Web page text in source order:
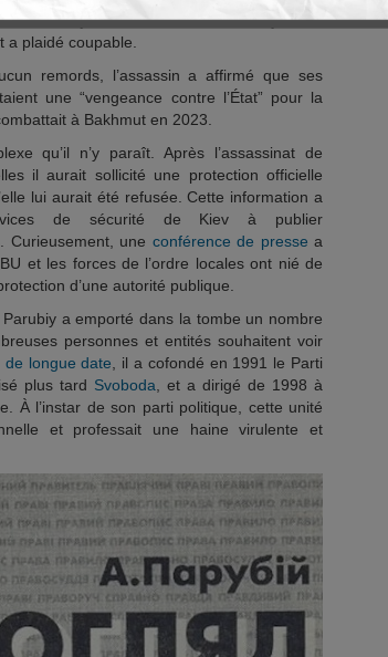
de trois jours, l’assassin de Parubiya été
a plaidé coupable.
remords, l’assassin a affirmé que ses
une “vengeance contre l’État” pour la
à Bakhmut en 2023.
qu’il n’y paraît. Après l’assassinat de
il aurait sollicité une protection officielle
lui aurait été refusée. Cette information a
de sécurité de Kiev à publier
Curieusement, une conférence de presse a
et les forces de l’ordre locales ont nié de
d’une autorité publique.
a emporté dans la tombe un nombre
personnes et entités souhaitent voir
de longue date , il a cofondé en 1991 le Parti
plus tard Svoboda , et a dirigé de 1998 à
À l’instar de son parti politique, cette unité
et professait une haine virulente et